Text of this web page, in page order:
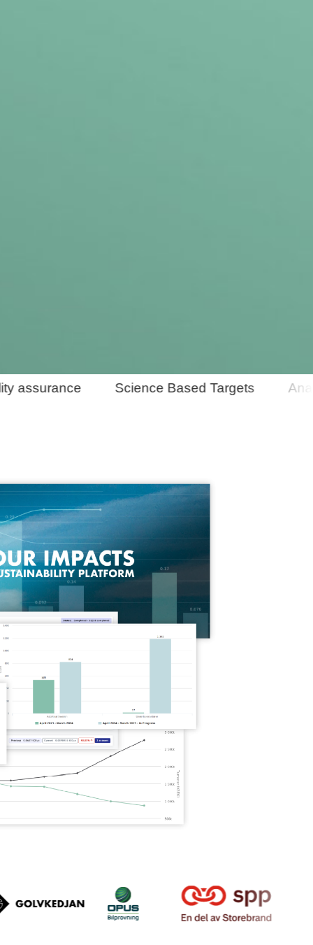
Science Based Targets